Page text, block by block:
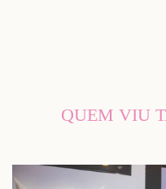
QUEM VIU